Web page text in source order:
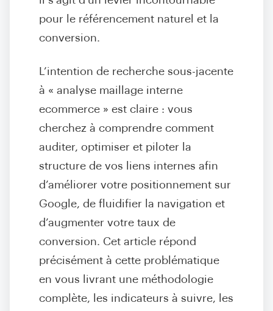
pour le référencement naturel et la
conversion.
L’intention de recherche sous-jacente
à « analyse maillage interne
ecommerce » est claire : vous
cherchez à comprendre comment
auditer, optimiser et piloter la
structure de vos liens internes afin
d’améliorer votre positionnement sur
Google, de fluidifier la navigation et
d’augmenter votre taux de
conversion. Cet article répond
précisément à cette problématique
en vous livrant une méthodologie
complète, les indicateurs à suivre, les